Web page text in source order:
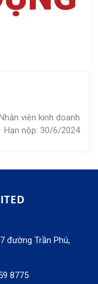
viên kinh doanh
Hạn nộp: 30/6/2024
đường Trần Phú,
8775